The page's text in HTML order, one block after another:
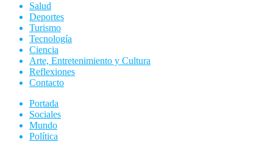
Salud
Deportes
Turismo
Tecnología
Ciencia
Arte, Entretenimiento y Cultura
Reflexiones
Contacto
Portada
Sociales
Mundo
Política